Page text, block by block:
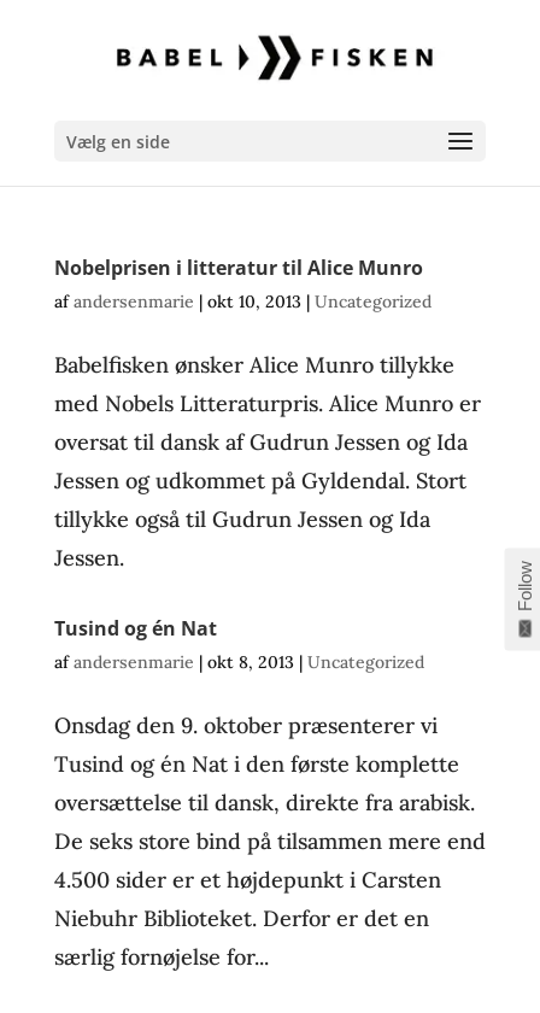
Vælg en side
Nobelprisen i litteratur til Alice Munro
afandersenmarie | okt 10, 2013| Uncategorized
Babelfisken ønsker Alice Munro tillykke
med Nobels Litteraturpris. Alice Munro er
oversat til dansk af Gudrun Jessen og Ida
Jessen og udkommet på Gyldendal. Stort
tillykke også til Gudrun Jessen og Ida
Jessen.
Tusind og én Nat
afandersenmarie | okt 8, 2013| Uncategorized
Onsdag den 9. oktober præsenterer vi
Tusind og én Nat i den første komplette
oversættelse til dansk, direkte fra arabisk.
De seks store bind på tilsammen mere end
4.500 sider er et højdepunkt i Carsten
Niebuhr Biblioteket. Derfor er det en
særlig fornøjelse for...
Follow